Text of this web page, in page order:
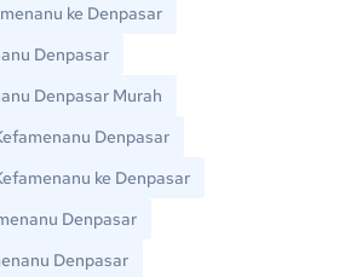
ke Denpasar
Denpasar
Denpasar Murah
Denpasar
ke Denpasar
Denpasar
Denpasar